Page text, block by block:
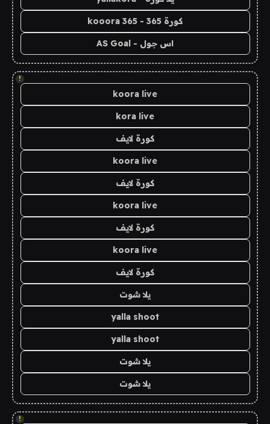
كورة 365 - kooora 365
اس جول - AS Goal
!
koora live
kora live
كورة لايف
koora live
كورة لايف
koora live
كورة لايف
koora live
كورة لايف
يلا شوت
yalla shoot
yalla shoot
يلا شوت
يلا شوت
!